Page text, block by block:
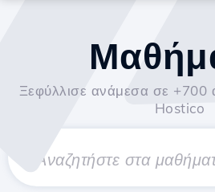
Ξεφύλλισε ανάμεσα σε +700
Hostico